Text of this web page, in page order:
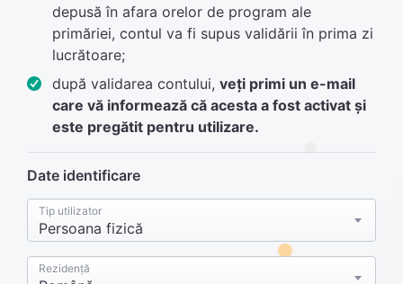
depusă în afara orelor de program ale
primăriei, contul va fi supus validării în prima zi
lucrătoare;
după validarea contului, veți primi un e-mail
care vă informează că acesta a fost activat și
este pregătit pentru utilizare.
Date identificare
Persoana fizică
Tip utilizator
Rezidență